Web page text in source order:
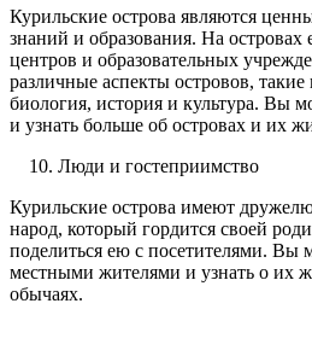
Курильские острова являются
знаний и образования. На островах
центров и образовательных
различные аспекты островов, такие
биология, история и культура. Вы
и узнать больше об островах и их
Люди и гостеприимство
Курильские острова имеют
народ, который гордится своей
поделиться ею с посетителями. Вы
местными жителями и узнать о их
обычаях.